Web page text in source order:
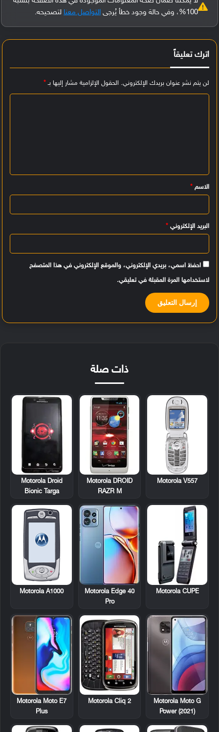
100%، وفي حالة وجود خطأ يُرجى
التواصل معنا لتصحيحه.
اترك تعليقاً
لن يتم نشر عنوان بريدك الإلكتروني. الحقول الإلزامية مشار إليها بـ*
ي
ق
الاسم *
البريد الإلكتروني *
احفظ اسمي، بريدي الإلكتروني، والموقع الإلكتروني في هذا المتصفح
لاستخدامها المرة المقبلة في تعليقي.
ذات صلة
Motorola V557
Motorola DROID
RAZR M
Motorola Droid
Bionic Targa
Motorola CUPE
Motorola Edge 40
Pro
Motorola A1000
Motorola Moto G
Power (2021)
Motorola Cliq 2
Motorola Moto E7
Plus